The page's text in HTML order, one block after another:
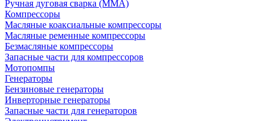
Ручная дуговая сварка (MMA)
Компрессоры
Масляные коаксиальные компрессоры
Масляные ременные компрессоры
Безмасляные компрессоры
Запасные части для компрессоров
Мотопомпы
Генераторы
Бензиновые генераторы
Инверторные генераторы
Запасные части для генераторов